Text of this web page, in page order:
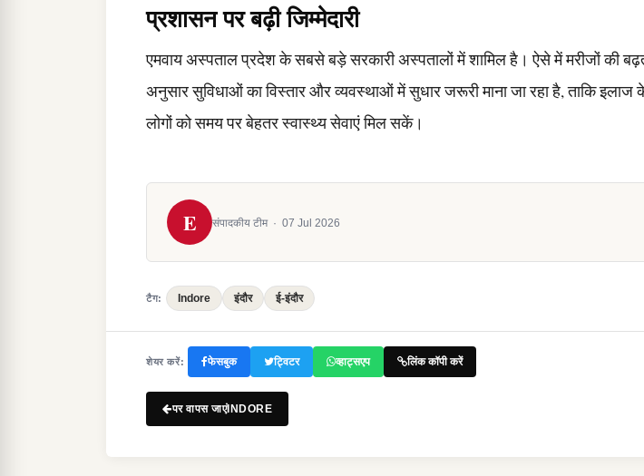
प्रशासन पर बढ़ी जिम्मेदारी
एमवाय अस्पताल प्रदेश के सबसे बड़े सरकारी अस्पतालों में शामिल है। ऐसे में मरीजों की
अनुसार सुविधाओं का विस्तार और व्यवस्थाओं में सुधार जरूरी माना जा रहा है, ताकि
लोगों को समय पर बेहतर स्वास्थ्य सेवाएं मिल सकें।
E संपादकीय टीम · 07 Jul 2026
टैग: Indore इंदौर ई-इंदौर
शेयर करें: फेसबुक ट्विटर व्हाट्सएप लिंक कॉपी करें
पर वापस जाएंINDORE